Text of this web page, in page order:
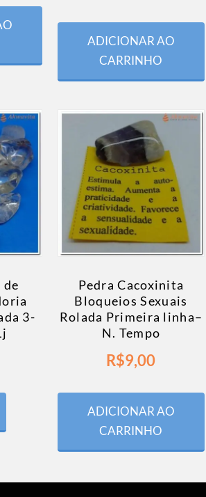
ADICIONAR AO
CARRINHO
de
3-
Pedra Cacoxinita
Bloqueios Sexuais
Rolada Primeira linha–
N. Tempo
R$9,00
ADICIONAR AO
CARRINHO